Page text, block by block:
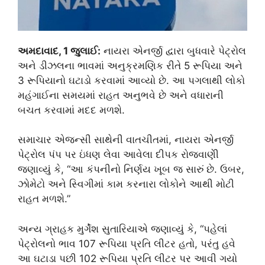
અમદાવાદ, 1 જુલાઈ: નાયરા એનર્જી દ્વારા બુધવારે પેટ્રોલ
અને ડીઝલના ભાવમાં અનુક્રમણિક રીતે 5 રૂપિયા અને
3 રૂપિયાનો ઘટાડો કરવામાં આવ્યો છે. આ પગલાથી લોકો
મહંગાઈના સમયમાં રાહત અનુભવે છે અને વધારાની
બચત કરવામાં મદદ મળશે.
સમાચાર એજન્સી સાથેની વાતચીતમાં, નાયરા એનર્જી
પેટ્રોલ પંપ પર ઇંધણ લેવા આવેલા દીપક રોજવાણીે
જણાવ્યું કે, “આ કંપનીનો નિર્ણય ખૂબ જ સારું છે. ઉબર,
ઝોમેટો અને સ્વિગીમાં કામ કરનારા લોકોને આથી મોટી
રાહત મળશે.”
અન્ય ગ્રાહક મુર્ગેશ સુતારિયાએ જણાવ્યું કે, “પહેલાં
પેટ્રોલનો ભાવ 107 રૂપિયા પ્રતિ લીટર હતો, પરંતુ હવે
આ ઘટાડા પછી 102 રૂપિયા પ્રતિ લીટર પર આવી ગયો